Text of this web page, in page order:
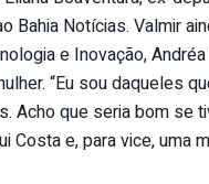
Bahia Notícias. Valmir
e Inovação,
“Eu sou daqueles
Acho que seria bom se
e, para vice, uma